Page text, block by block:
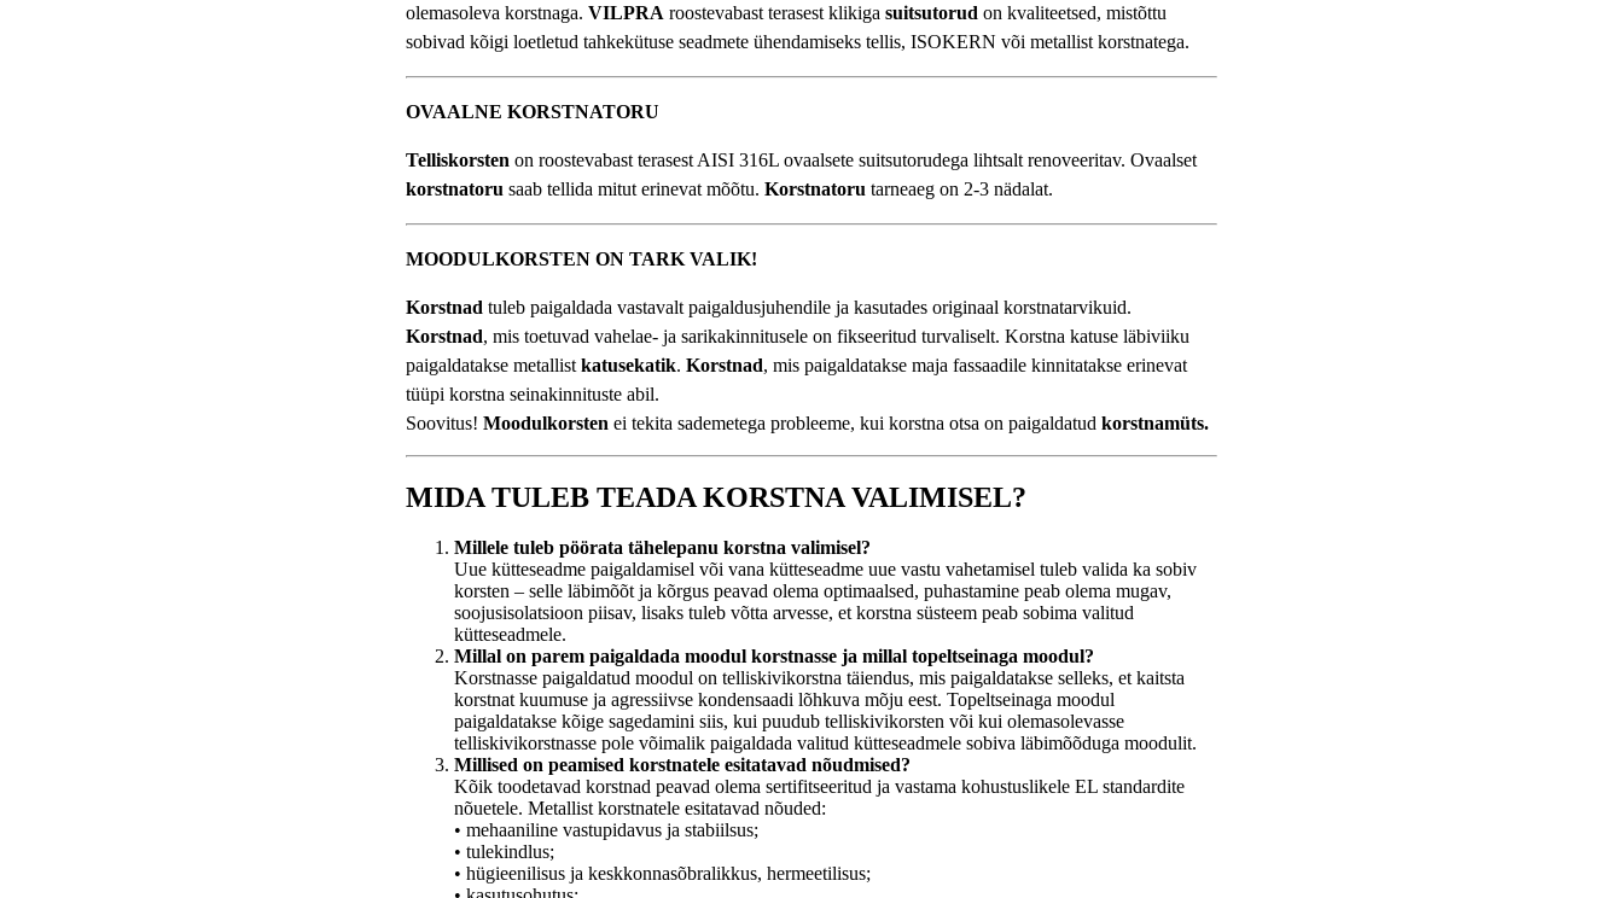
olemasoleva korstnaga. VILPRA roostevabast terasest klikiga suitsutorud on kvaliteetsed, mistõttu
sobivad kõigi loetletud tahkekütuse seadmete ühendamiseks tellis, ISOKERN või metallist korstnatega.
OVAALNE KORSTNATORU
Telliskorsten on roostevabast terasest AISI 316L ovaalsete suitsutorudega lihtsalt renoveeritav. Ovaalset
korstnatoru saab tellida mitut erinevat mõõtu. Korstnatoru tarneaeg on 2-3 nädalat.
MOODULKORSTEN ON TARK VALIK!
Korstnad tuleb paigaldada vastavalt paigaldusjuhendile ja kasutades originaal korstnatarvikuid.
Korstnad, mis toetuvad vahelae- ja sarikakinnitusele on fikseeritud turvaliselt. Korstna katuse läbiviiku
paigaldatakse metallist katusekatik. Korstnad, mis paigaldatakse maja fassaadile kinnitatakse erinevat
tüüpi korstna seinakinnituste abil.
Soovitus! Moodulkorsten ei tekita sademetega probleeme, kui korstna otsa on paigaldatud korstnamüts.
MIDA TULEB TEADA KORSTNA VALIMISEL?
Millele tuleb pöörata tähelepanu korstna valimisel?
Uue kütteseadme paigaldamisel või vana kütteseadme uue vastu vahetamisel tuleb valida ka sobiv
korsten – selle läbimõõt ja kõrgus peavad olema optimaalsed, puhastamine peab olema mugav,
soojusisolatsioon piisav, lisaks tuleb võtta arvesse, et korstna süsteem peab sobima valitud
kütteseadmele.
Millal on parem paigaldada moodul korstnasse ja millal topeltseinaga moodul?
Korstnasse paigaldatud moodul on telliskivikorstna täiendus, mis paigaldatakse selleks, et kaitsta
korstnat kuumuse ja agressiivse kondensaadi lõhkuva mõju eest. Topeltseinaga moodul
paigaldatakse kõige sagedamini siis, kui puudub telliskivikorsten või kui olemasolevasse
telliskivikorstnasse pole võimalik paigaldada valitud kütteseadmele sobiva läbimõõduga moodulit.
Millised on peamised korstnatele esitatavad nõudmised?
Kõik toodetavad korstnad peavad olema sertifitseeritud ja vastama kohustuslikele EL standardite
nõuetele. Metallist korstnatele esitatavad nõuded:
• mehaaniline vastupidavus ja stabiilsus;
• tulekindlus;
• hügieenilisus ja keskkonnasõbralikkus, hermeetilisus;